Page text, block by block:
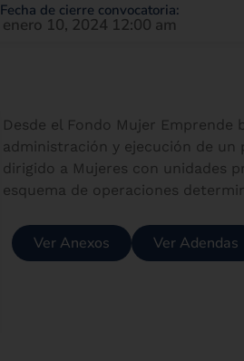
Fecha de cierre convocatoria:
enero 10, 2024 12:00 am
Desde el Fondo Mujer Emprende
administración y ejecución de
dirigido a Mujeres con unidades
esquema de operaciones
Ver Anexos Ver Adendas